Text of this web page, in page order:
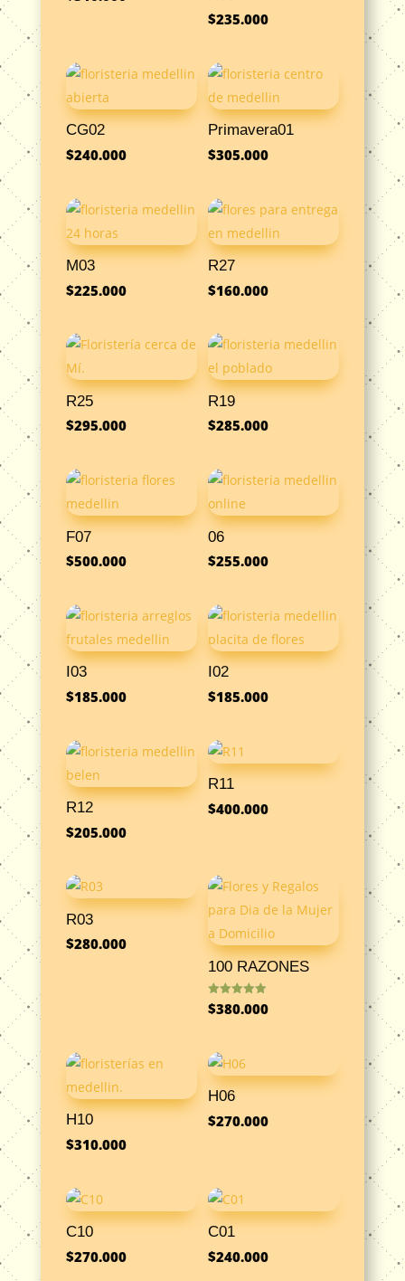
$235.000
CG02
$240.000
Primavera01
$305.000
M03
$225.000
R27
$160.000
R25
$295.000
R19
$285.000
F07
$500.000
06
$255.000
I03
$185.000
I02
$185.000
R12
$205.000
R11
$400.000
R03
$280.000
100 RAZONES
Valorado
con
$380.000
H10
$310.000
H06
$270.000
C10
$270.000
C01
$240.000